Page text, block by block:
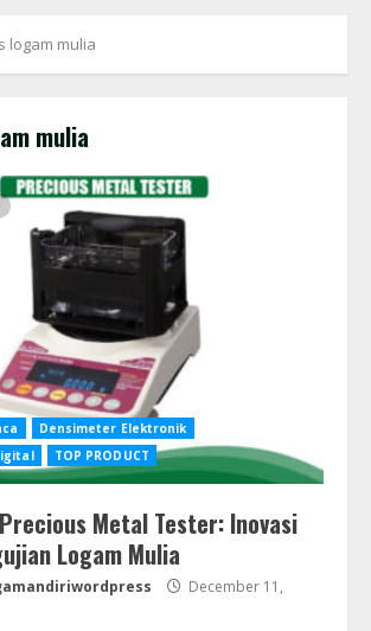
logam mulia
mulia
Densimeter Elektronik
TOP PRODUCT
Metal Tester: Inovasi
Logam Mulia
December 11,